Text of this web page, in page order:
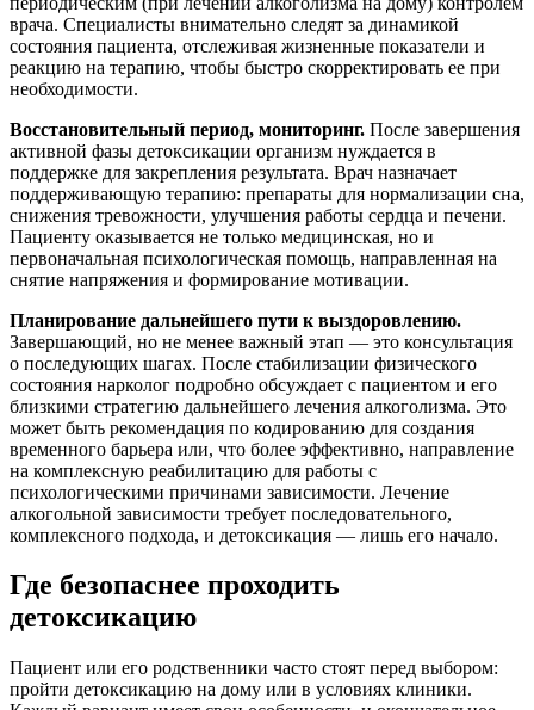
врача. Специалисты внимательно следят за динамикой
состояния пациента, отслеживая жизненные показатели и
реакцию на терапию, чтобы быстро скорректировать ее при
необходимости.
Восстановительный период, мониторинг. После завершения
активной фазы детоксикации организм нуждается в
поддержке для закрепления результата. Врач назначает
поддерживающую терапию: препараты для нормализации сна,
снижения тревожности, улучшения работы сердца и печени.
Пациенту оказывается не только медицинская, но и
первоначальная психологическая помощь, направленная на
снятие напряжения и формирование мотивации.
Планирование дальнейшего пути к выздоровлению.
Завершающий, но не менее важный этап — это консультация
о последующих шагах. После стабилизации физического
состояния нарколог подробно обсуждает с пациентом и его
близкими стратегию дальнейшего лечения алкоголизма. Это
может быть рекомендация по кодированию для создания
временного барьера или, что более эффективно, направление
на комплексную реабилитацию для работы с
психологическими причинами зависимости. Лечение
алкогольной зависимости требует последовательного,
комплексного подхода, и детоксикация — лишь его начало.
Где безопаснее проходить
детоксикацию
Пациент или его родственники часто стоят перед выбором:
пройти детоксикацию на дому или в условиях клиники.